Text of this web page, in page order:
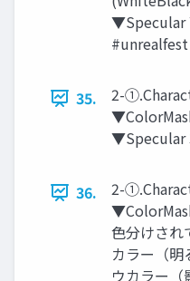
▼Specular
#unrealfest
35.
2-
▼Specular
36.
2-
色分けされ
カラー（
ウカラー